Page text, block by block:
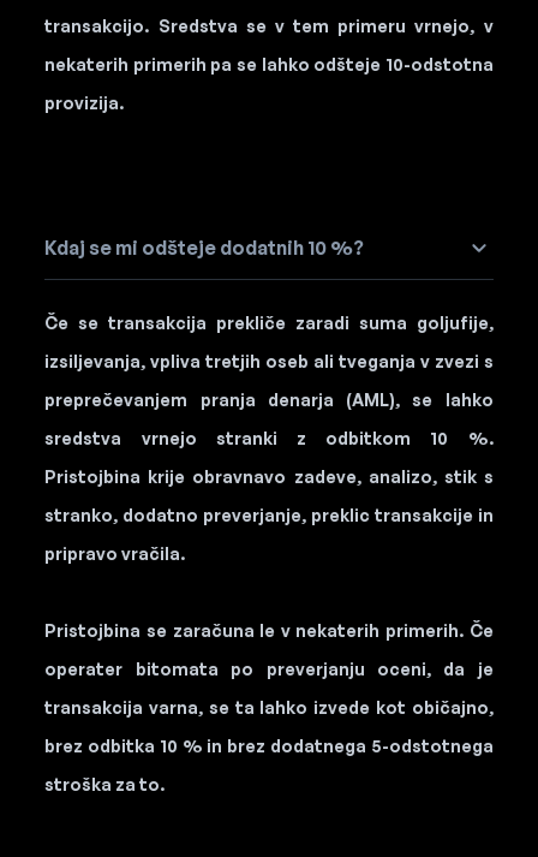
transakcijo. Sredstva se v tem primeru vrnejo, v
nekaterih primerih pa se lahko odšteje 10-odstotna
provizija.
Kdaj se mi odšteje dodatnih 10 %?
Če se transakcija prekliče zaradi suma goljufije,
izsiljevanja, vpliva tretjih oseb ali tveganja v zvezi s
preprečevanjem pranja denarja (AML), se lahko
sredstva vrnejo stranki z odbitkom 10 %.
Pristojbina krije obravnavo zadeve, analizo, stik s
stranko, dodatno preverjanje, preklic transakcije in
pripravo vračila.
Pristojbina se zaračuna le v nekaterih primerih. Če
operater bitomata po preverjanju oceni, da je
transakcija varna, se ta lahko izvede kot običajno,
brez odbitka 10 % in brez dodatnega 5-odstotnega
stroška za to.